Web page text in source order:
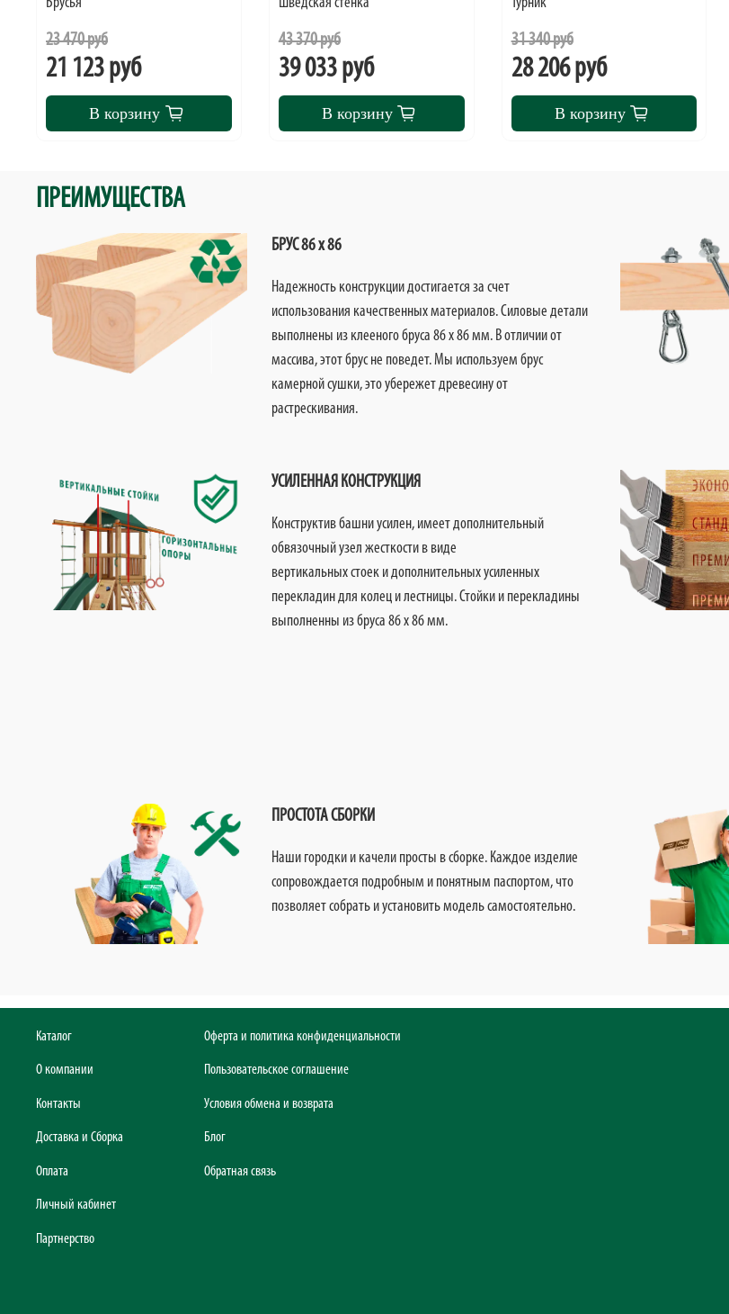
23 470 руб
21 123 руб
В корзину
43 370 руб
39 033 руб
В корзину
31 340 руб
28 206 руб
В корзину
ПРЕИМУЩЕСТВА
БРУС 86 х 86
Надежность конструкции достигается за счет
использования качественных материалов. Силовые детали
выполнены из клееного бруса 86 х 86 мм. В отличии от
массива, этот брус не поведет. Мы используем брус
камерной сушки, это убережет древесину от
растрескивания.
УСИЛЕННАЯ КОНСТРУКЦИЯ
Конструктив башни усилен, имеет дополнительный
обвязочный узел жесткости в виде
вертикальных стоек и дополнительных усиленных
перекладин для колец и лестницы. Стойки и перекладины
выполненны из бруса 86 х 86 мм.
ПРОСТОТА СБОРКИ
Наши городки и качели просты в сборке. Каждое изделие
сопровождается подробным и понятным паспортом, что
позволяет собрать и установить модель самостоятельно.
Каталог
О компании
Контакты
Доставка и Сборка
Оплата
Личный кабинет
Партнерство
Оферта и политика конфиденциальности
Пользовательское соглашение
Условия обмена и возврата
Блог
Обратная связь